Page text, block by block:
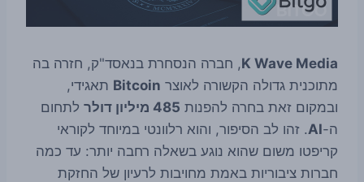
K Wave Media, חברה הנסחרת בנאסד"ק, חזרה בה
מתוכנית גדולה הקשורה לאוצר Bitcoin תאגידי,
ובמקום זאת בחרה להפנות 485 מיליון דולר
לתחום
ה-AI. זהו לב הסיפור, והוא רלוונטי במיוחד לקוראי
קריפטו משום שהוא נוגע בשאלה רחבה יותר: עד כמה
חברות ציבוריות באמת מחויבות לרעיון של החזקת